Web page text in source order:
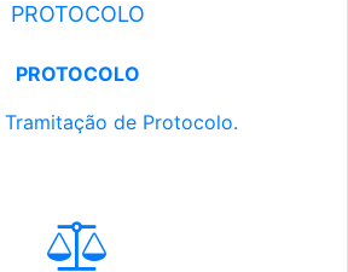
PROTOCOLO
PROTOCOLO
Tramitação de Protocolo.